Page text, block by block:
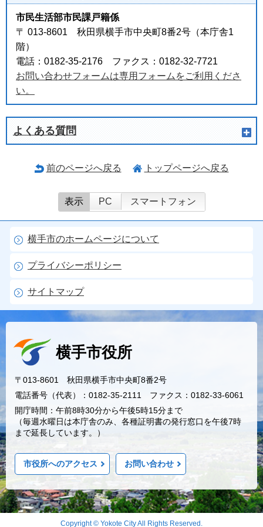
市民生活部市民課戸籍係
〒 013-8601 秋田県横手市中央町8番2号（本庁舎1
階）
電話：0182-35-2176 ファクス：0182-32-7721
お問い合わせフォームは専用フォームをご利用くださ
い。
よくある質問
前のページへ戻る トップページへ戻る
表示 PC スマートフォン
横手市のホームページについて
プライバシーポリシー
サイトマップ
横手市役所
〒013-8601 秋田県横手市中央町8番2号
電話番号（代表）：0182-35-2111 ファクス：0182-33-6061
開庁時間：午前8時30分から午後5時15分まで
（毎週水曜日は本庁舎のみ、各種証明書の発行窓口を午後7時
まで延長しています。）
市役所へのアクセス お問い合わせ
Copyright © Yokote City All Rights Reserved.